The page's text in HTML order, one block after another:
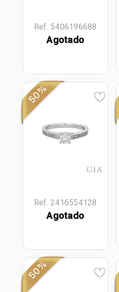
Ref. 5406196688
Agotado
50%
Ref. 2416554128
Agotado
50%